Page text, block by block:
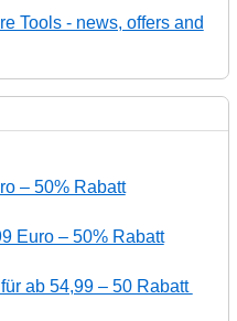
Tools - news, offers and
– 50% Rabatt
Euro – 50% Rabatt
ab 54,99 – 50 Rabatt